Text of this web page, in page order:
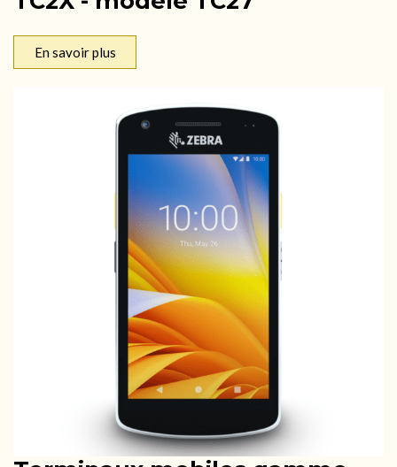
En savoir plus